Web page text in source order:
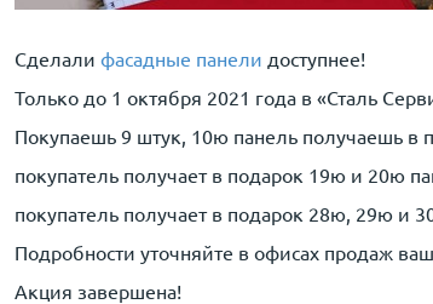
Сделали фасадные панели доступнее!
Только до 1 октября 2021 года в «Сталь
Покупаешь 9 штук, 10ю панель получаешь в
покупатель получает в подарок 19ю и 20ю
покупатель получает в подарок 28ю, 29ю и
Подробности уточняйте в офисах продаж
Акция завершена!